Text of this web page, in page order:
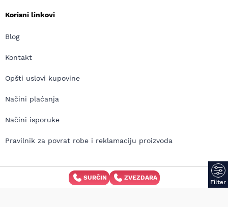
Filter
Korisni linkovi
Blog
Kontakt
Opšti uslovi kupovine
Načini plaćanja
Načini isporuke
Pravilnik za povrat robe i reklamaciju proizvoda
Copyright © MD Auto 2026 | Izrada internet prodavnice:
Avokado.rs
SURČIN ZVEZDARA